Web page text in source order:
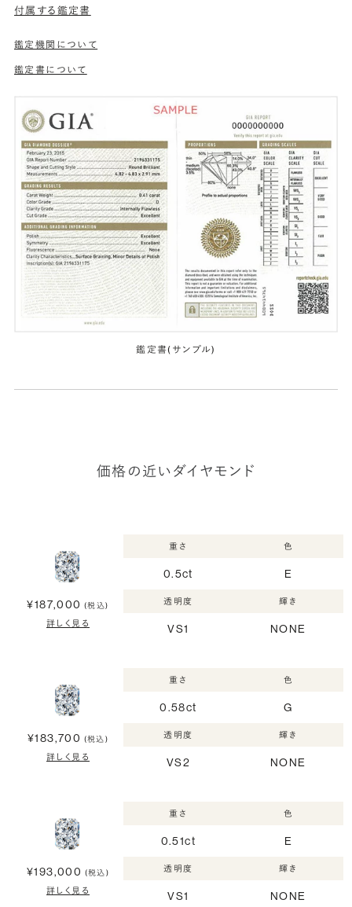
付属する鑑定書
鑑定機関について
鑑定書について
鑑定書(サンプル)
価格の近いダイヤモンド
¥187,000 (税込)
詳しく見る
重さ
0.5ct
色
E
透明度
VS1
輝き
NONE
¥183,700 (税込)
詳しく見る
重さ
0.58ct
色
G
透明度
VS2
輝き
NONE
¥193,000 (税込)
詳しく見る
重さ
0.51ct
色
E
透明度
VS1
輝き
NONE